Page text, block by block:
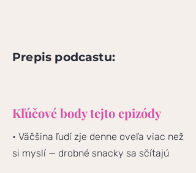
Prepis podcastu:
Kľúčové body tejto epizódy
• Väčšina ľudí zje denne oveľa viac než
si myslí — drobné snacky sa sčítajú